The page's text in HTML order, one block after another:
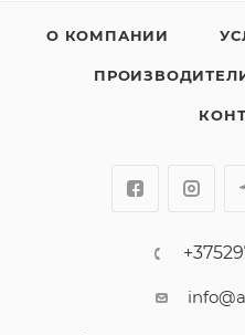
О КОМПАНИИ